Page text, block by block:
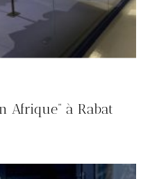
Afrique” à Rabat